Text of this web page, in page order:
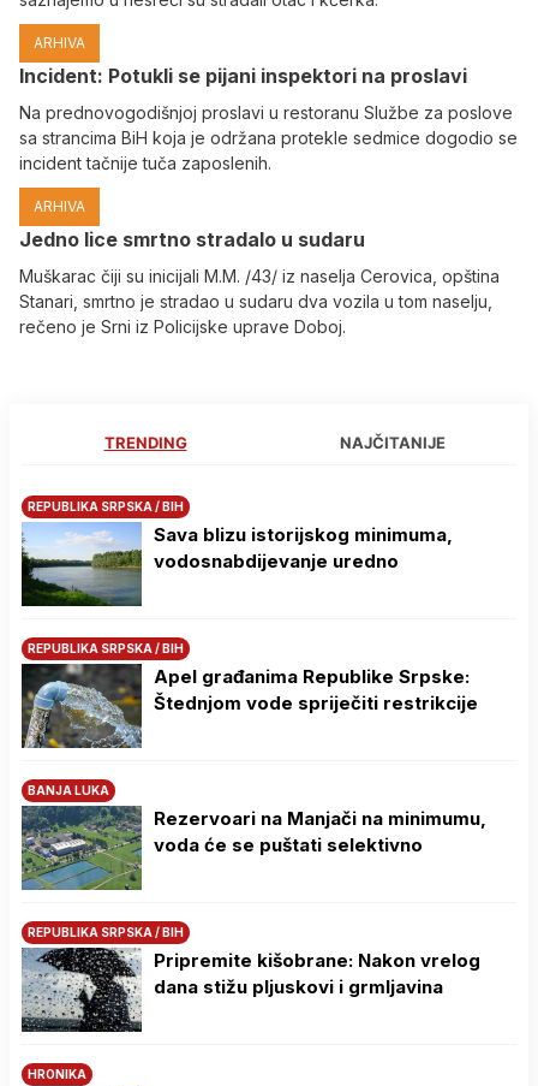
ARHIVA
Incident: Potukli se pijani inspektori na proslavi
Na prednovogodišnjoj proslavi u restoranu Službe za poslove
sa strancima BiH koja je održana protekle sedmice dogodio se
incident tačnije tuča zaposlenih.
ARHIVA
Јedno lice smrtno stradalo u sudaru
Muškarac čiji su inicijali M.M. /43/ iz naselja Cerovica, opština
Stanari, smrtno je stradao u sudaru dva vozila u tom naselju,
rečeno je Srni iz Policijske uprave Doboj.
TRENDING NAJČITANIJE
REPUBLIKA SRPSKA / BIH
Sava blizu istorijskog minimuma,
vodosnabdijevanje uredno
REPUBLIKA SRPSKA / BIH
Apel građanima Republike Srpske:
Štednjom vode spriječiti restrikcije
BANJA LUKA
Rezervoari na Manjači na minimumu,
voda će se puštati selektivno
REPUBLIKA SRPSKA / BIH
Pripremite kišobrane: Nakon vrelog
dana stižu pljuskovi i grmljavina
HRONIKA